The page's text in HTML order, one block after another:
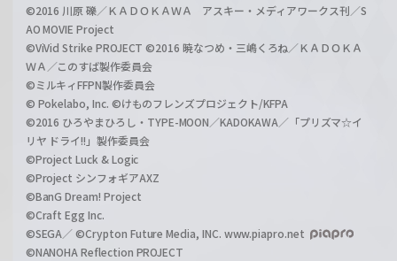
©2016 川原 礫／ＫＡＤＯＫＡＷＡ アスキー・メディアワークス刊／S
AO MOVIE Project
©ViVid Strike PROJECT ©2016 暁なつめ・三嶋くろね／ＫＡＤＯＫＡ
ＷＡ／このすば製作委員会
©ミルキィFFPN製作委員会
© Pokelabo, Inc. ©けものフレンズプロジェクト/KFPA
©2016 ひろやまひろし・TYPE-MOON／KADOKAWA／「プリズマ☆イ
リヤ ドライ!!」製作委員会
©Project Luck & Logic
©Project シンフォギアAXZ
©BanG Dream! Project
©Craft Egg Inc.
©SEGA／ ©Crypton Future Media, INC. www.piapro.net
©NANOHA Reflection PROJECT